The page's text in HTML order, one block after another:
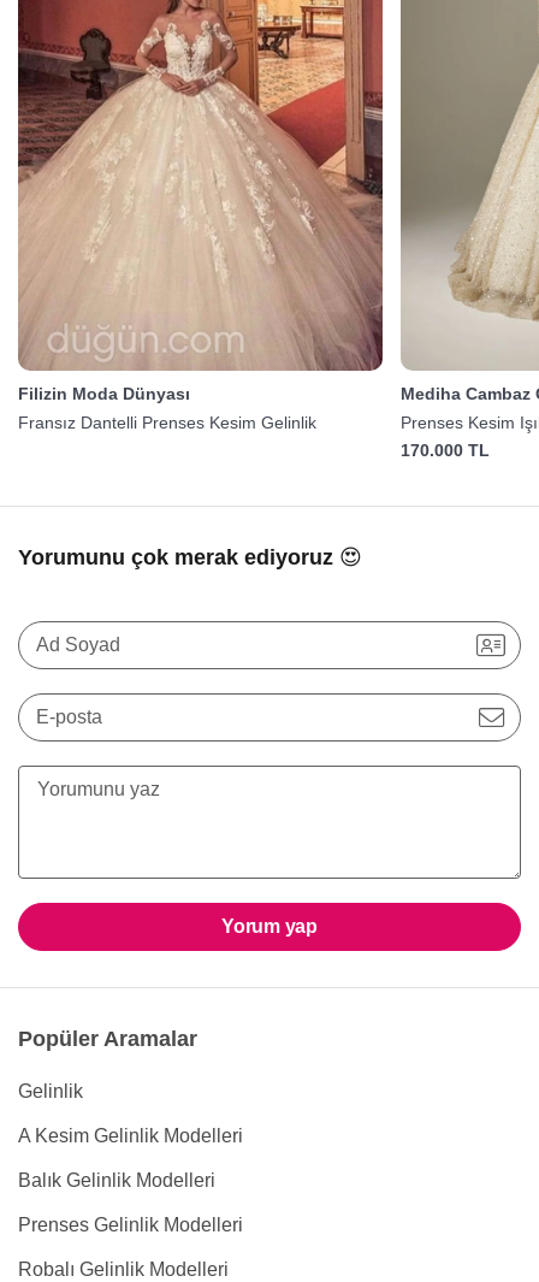
Filizin Moda Dünyası
Fransız Dantelli Prenses Kesim Gelinlik
Mediha
Prenses Kesim
170.000 TL
Yorumunu çok merak ediyoruz 😍
Ad Soyad
E-posta
Yorum yap
Popüler Aramalar
Gelinlik
A Kesim Gelinlik Modelleri
Balık Gelinlik Modelleri
Prenses Gelinlik Modelleri
Robalı Gelinlik Modelleri